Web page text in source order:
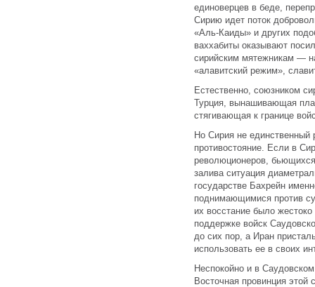
единоверцев в беде,
Сирию идет поток
«Аль-Каиды» и других
ваххабиты оказывают
сирийским мятежникам —
«алавитский режим»,
Естественно, союзником
Турция, вынашивающая
стягивающая к границе
Но Сирия не единственный
противостояние. Если в
революционеров, бьющихся
залива ситуация
государстве Бахрейн
поднимающимися против
их восстание было
поддержке войск
до сих пор, а Иран
использовать ее в своих
Неспокойно и в
Восточная провинция